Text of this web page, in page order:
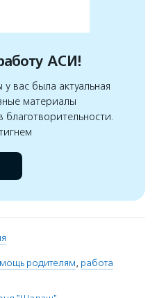
АСИ!
вас была актуальная
материалы
родителям, работа